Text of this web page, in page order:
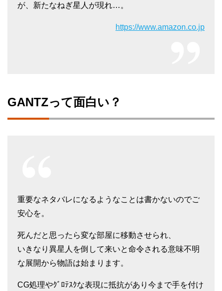
が、新たなねぎ星人が現れ…。
https://www.amazon.co.jp
GANTZって面白い？
重要なネタバレになるようなことは書かないのでご
安心を。
死んだと思ったら変な部屋に移動させられ、
いきなり異星人を倒して来いと命令される意味不明
な展開から物語は始まります。
CG処理やｸﾞﾛﾃｽｸな表現に抵抗があり今まで手を付け